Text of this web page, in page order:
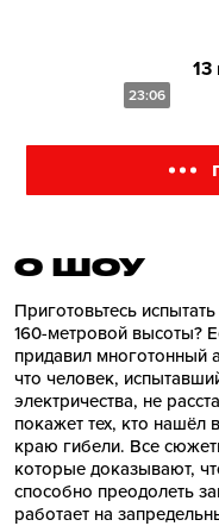
23:06
13
О ШОУ
Приготовьтесь
160-метровой высоты?
придавил многотонный
что человек,
электричества, не
покажет тех, кто нашёл
краю гибели. Все
которые доказывают,
способно преодолеть
работает на